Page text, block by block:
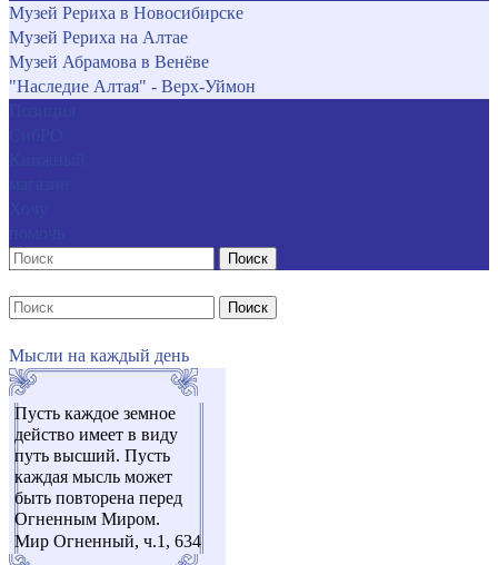
Музей Рериха в Новосибирске
Музей Рериха на Алтае
Музей Абрамова в Венёве
"Наследие Алтая" - Верх-Уймон
Поиск
Поиск
Мысли на каждый день
Пусть каждое земное
действо имеет в виду
путь высший. Пусть
каждая мысль может
быть повторена перед
Огненным Миром.
Мир Огненный, ч.1, 634